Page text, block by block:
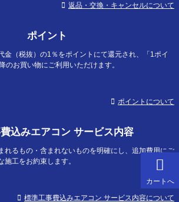
カートへ
返品・交換・キャンセルについて
ポイント
金（税抜）の1％をポイントにて還元され、「1ポイ
のお買い物にご利用いただけます。
ポイントについて
込みエアコン サービス内容
れるもの・含まれないものを明確にし、追加費用にご
工をお約束します。
標準工事費込みエアコン サービス内容について